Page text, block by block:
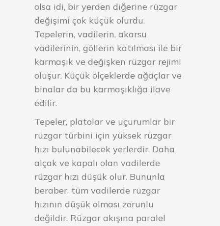
olsa idi, bir yerden diğerine rüzgar
değişimi çok küçük olurdu.
Tepelerin, vadilerin, akarsu
vadilerinin, göllerin katılması ile bir
karmaşık ve değişken rüzgar rejimi
oluşur. Küçük ölçeklerde ağaçlar ve
binalar da bu karmaşıklığa ilave
edilir.
Tepeler, platolar ve uçurumlar bir
rüzgar türbini için yüksek rüzgar
hızı bulunabilecek yerlerdir. Daha
alçak ve kapalı olan vadilerde
rüzgar hızı düşük olur. Bununla
beraber, tüm vadilerde rüzgar
hızının düşük olması zorunlu
değildir. Rüzgar akışına paralel